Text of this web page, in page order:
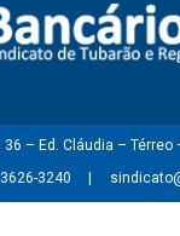
36 – Ed. Cláudia – Térreo
3240